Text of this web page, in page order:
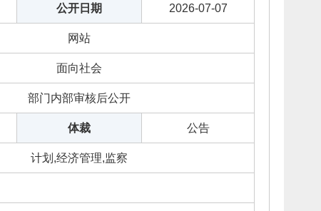
公开日期 2026-07-07
网站
面向社会
部门内部审核后公开
体裁 公告
计划,经济管理,监察